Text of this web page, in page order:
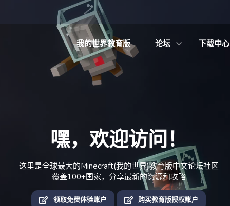
我的世界教育版 论坛 下载中心
嘿，欢迎访问！
这里是全球最大的Minecraft(我的世界)教育版中文论坛社区
覆盖100+国家，分享最新的资源和攻略
领取免费体验账户 购买教育版授权账户